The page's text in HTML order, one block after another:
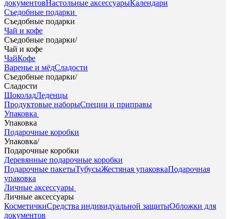
документовНастольные аксессуарыКалендари
Съедобные подарки
Съедобные подарки
Чай и кофе
Съедобные подарки/
Чай и кофе
ЧайКофе
Варенье и мёдСладости
Съедобные подарки/
Сладости
ШоколадЛеденцы
Продуктовые наборыСпеции и приправы
Упаковка
Упаковка
Подарочные коробки
Упаковка/
Подарочные коробки
Деревянные подарочные коробки
Подарочные пакетыТубусыЖестяная упаковкаПодарочная
упаковка
Личные аксессуары
Личные аксессуары
КосметичкиСредства индивидуальной защитыОбложки для
документов